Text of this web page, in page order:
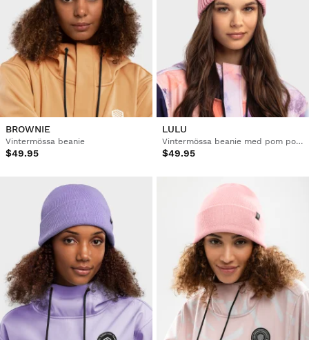
BROWNIE
Vintermössa beanie
$49.95
LULU
Vintermössa beanie med pom pom
$49.95